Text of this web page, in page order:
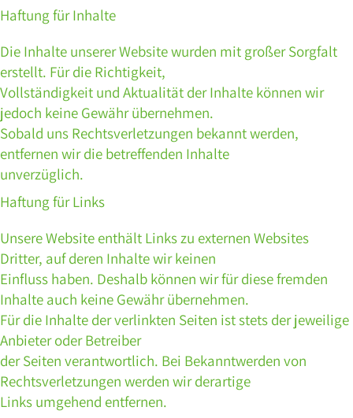
Haftung für Inhalte
Die Inhalte unserer Website wurden mit großer Sorgfalt
erstellt. Für die Richtigkeit,
Vollständigkeit und Aktualität der Inhalte können wir
jedoch keine Gewähr übernehmen.
Sobald uns Rechtsverletzungen bekannt werden,
entfernen wir die betreffenden Inhalte
unverzüglich.
Haftung für Links
Unsere Website enthält Links zu externen Websites
Dritter, auf deren Inhalte wir keinen
Einfluss haben. Deshalb können wir für diese fremden
Inhalte auch keine Gewähr übernehmen.
Für die Inhalte der verlinkten Seiten ist stets der jeweilige
Anbieter oder Betreiber
der Seiten verantwortlich. Bei Bekanntwerden von
Rechtsverletzungen werden wir derartige
Links umgehend entfernen.